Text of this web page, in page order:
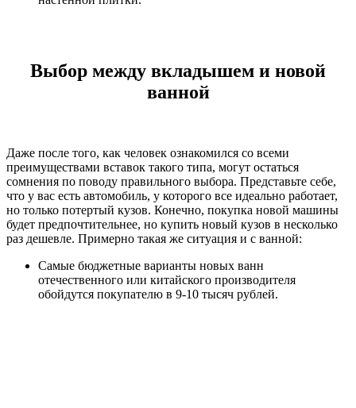
Выбор между вкладышем и новой
ванной
Даже после того, как человек ознакомился со всеми
преимуществами вставок такого типа, могут остаться
сомнения по поводу правильного выбора. Представьте себе,
что у вас есть автомобиль, у которого все идеально работает,
но только потертый кузов. Конечно, покупка новой машины
будет предпочтительнее, но купить новый кузов в несколько
раз дешевле. Примерно такая же ситуация и с ванной:
Самые бюджетные варианты новых ванн
отечественного или китайского производителя
обойдутся покупателю в 9-10 тысяч рублей.